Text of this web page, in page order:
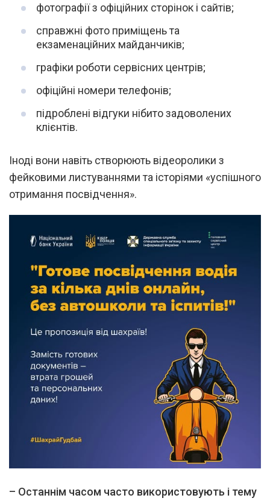
фотографії з офіційних сторінок і сайтів;
справжні фото приміщень та
екзаменаційних майданчиків;
графіки роботи сервісних центрів;
офіційні номери телефонів;
підроблені відгуки нібито задоволених
клієнтів.
Іноді вони навіть створюють відеоролики з
фейковими листуваннями та історіями «успішного
отримання посвідчення».
– Останнім часом часто використовують і тему